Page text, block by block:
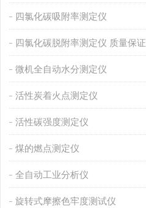
四氯化碳吸附率测定仪
四氯化碳脱附率测定仪 质量保证
微机全自动水分测定仪
活性炭着火点测定仪
活性碳强度测定仪
煤的燃点测定仪
全自动工业分析仪
旋转式摩擦色牢度测试仪